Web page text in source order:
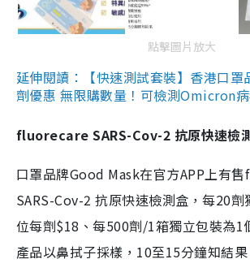
點擊圖片放大
延伸閱讀：【快速測試套裝】香港口罩
劑優惠 無限購數量！可檢測Omicron
fluorecare SARS-Cov-2 抗原快速檢
口罩品牌Good Mask在官方APP上有
SARS-Cov-2 抗原快速檢測盒，每20
位每劑$18、每500劑/1箱獨立包裝為1
產品以鼻拭子採樣，10至15分鐘知結果